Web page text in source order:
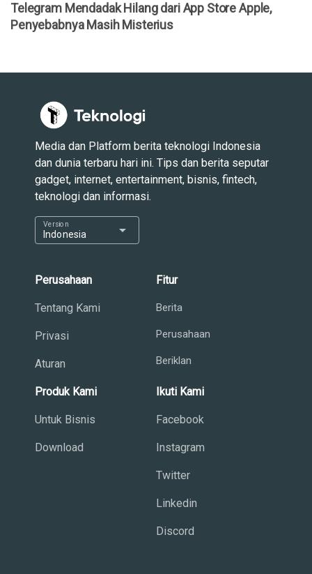
Telegram Mendadak Hilang dari App Store Apple,
Penyebabnya Masih Misterius
Media dan Platform berita teknologi Indonesia
dan dunia terbaru hari ini. Tips dan berita seputar
gadget, internet, entertainment, bisnis, fintech,
teknologi dan informasi.
Indonesia
Version arrow_drop_down
Perusahaan
Tentang Kami
Privasi
Aturan
Fitur
Berita
Perusahaan
Beriklan
Produk Kami
Untuk Bisnis
Download
Ikuti Kami
Facebook
Instagram
Twitter
Linkedin
Discord